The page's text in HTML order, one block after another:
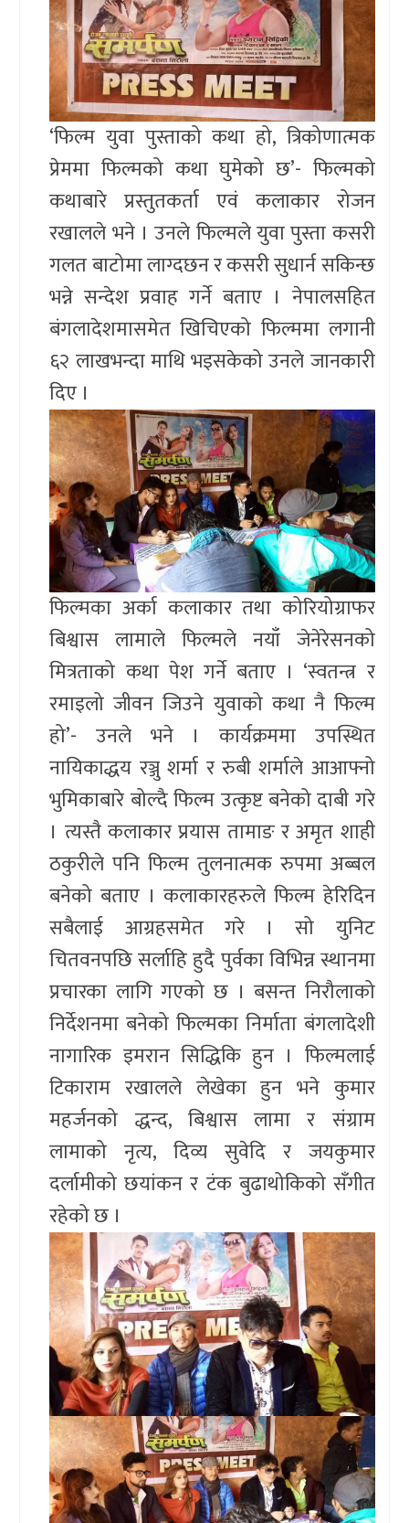
‘फिल्म युवा पुस्ताको कथा हो, त्रिकोणात्मक
प्रेममा फिल्मको कथा घुमेको छ’- फिल्मको
कथाबारे प्रस्तुतकर्ता एवं कलाकार रोजन
रखालले भने । उनले फिल्मले युवा पुस्ता कसरी
गलत बाटोमा लाग्दछन र कसरी सुधार्न सकिन्छ
भन्ने सन्देश प्रवाह गर्ने बताए । नेपालसहित
बंगलादेशमासमेत खिचिएको फिल्ममा लगानी
६२ लाखभन्दा माथि भइसकेको उनले जानकारी
दिए ।
फिल्मका अर्का कलाकार तथा कोरियोग्राफर
बिश्वास लामाले फिल्मले नयाँ जेनेरेसनको
मित्रताको कथा पेश गर्ने बताए । ‘स्वतन्त्र र
रमाइलो जीवन जिउने युवाको कथा नै फिल्म
हो’- उनले भने । कार्यक्रममा उपस्थित
नायिकाद्धय रञ्जु शर्मा र रुबी शर्माले आआफ्नो
भुमिकाबारे बोल्दै फिल्म उत्कृष्ट बनेको दाबी गरे
। त्यस्तै कलाकार प्रयास तामाङ र अमृत शाही
ठकुरीले पनि फिल्म तुलनात्मक रुपमा अब्बल
बनेको बताए । कलाकारहरुले फिल्म हेरिदिन
सबैलाई आग्रहसमेत गरे । सो युनिट
चितवनपछि सर्लाहि हुदै पुर्वका विभिन्न स्थानमा
प्रचारका लागि गएको छ । बसन्त निरौलाको
निर्देशनमा बनेको फिल्मका निर्माता बंगलादेशी
नागारिक इमरान सिद्धिकि हुन । फिल्मलाई
टिकाराम रखालले लेखेका हुन भने कुमार
महर्जनको द्धन्द, बिश्वास लामा र संग्राम
लामाको नृत्य, दिव्य सुवेदि र जयकुमार
दर्लामीको छयांकन र टंक बुढाथोकिको सँगीत
रहेको छ ।